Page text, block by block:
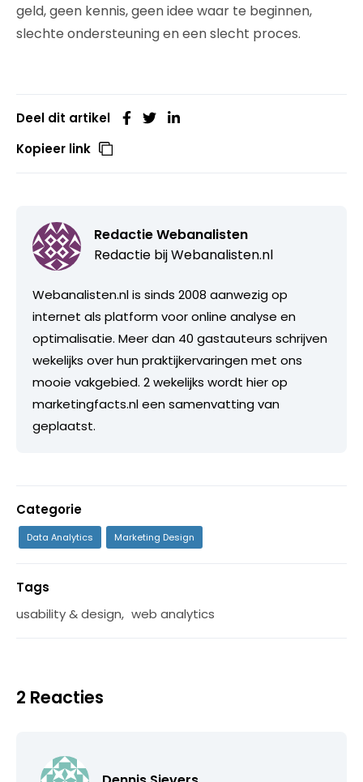
geld, geen kennis, geen idee waar te beginnen,
slechte ondersteuning en een slecht proces.
Deel dit artikel
Kopieer link
Redactie Webanalisten
Redactie bijWebanalisten.nl
Webanalisten.nl is sinds 2008 aanwezig op
internet als platform voor online analyse en
optimalisatie. Meer dan 40 gastauteurs schrijven
wekelijks over hun praktijkervaringen met ons
mooie vakgebied. 2 wekelijks wordt hier op
marketingfacts.nl een samenvatting van
geplaatst.
Categorie
Data Analytics Marketing Design
Tags
usability & design, web analytics
2 Reacties